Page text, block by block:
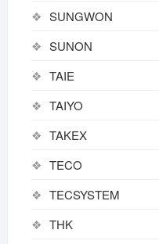
SUNGWON
SUNON
TAIE
TAIYO
TAKEX
TECO
TECSYSTEM
THK